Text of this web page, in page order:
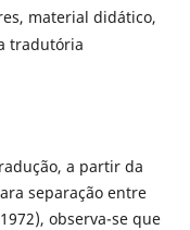
material didático,
tradutória
a partir da
separação entre
observa-se que